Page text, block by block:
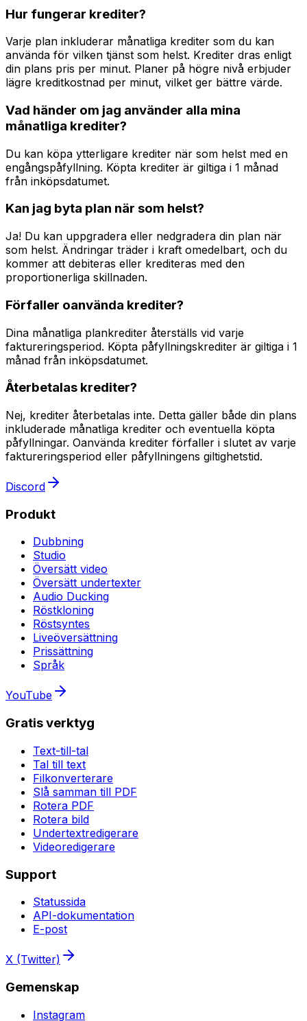
Hur fungerar krediter?
Varje plan inkluderar månatliga krediter som du kan
använda för vilken tjänst som helst. Krediter dras enligt
din plans pris per minut. Planer på högre nivå erbjuder
lägre kreditkostnad per minut, vilket ger bättre värde.
Vad händer om jag använder alla mina
månatliga krediter?
Du kan köpa ytterligare krediter när som helst med en
engångspåfyllning. Köpta krediter är giltiga i 1 månad
från inköpsdatumet.
Kan jag byta plan när som helst?
Ja! Du kan uppgradera eller nedgradera din plan när
som helst. Ändringar träder i kraft omedelbart, och du
kommer att debiteras eller krediteras med den
proportionerliga skillnaden.
Förfaller oanvända krediter?
Dina månatliga plankrediter återställs vid varje
faktureringsperiod. Köpta påfyllningskrediter är giltiga i 1
månad från inköpsdatumet.
Återbetalas krediter?
Nej, krediter återbetalas inte. Detta gäller både din plans
inkluderade månatliga krediter och eventuella köpta
påfyllningar. Oanvända krediter förfaller i slutet av varje
faktureringsperiod eller påfyllningens giltighetstid.
Discord
Produkt
Dubbning
Studio
Översätt video
Översätt undertexter
Audio Ducking
Röstkloning
Röstsyntes
Liveöversättning
Prissättning
Språk
YouTube
Gratis verktyg
Text-till-tal
Tal till text
Filkonverterare
Slå samman till PDF
Rotera PDF
Rotera bild
Undertextredigerare
Videoredigerare
Support
Statussida
API-dokumentation
E-post
X (Twitter)
Gemenskap
Instagram